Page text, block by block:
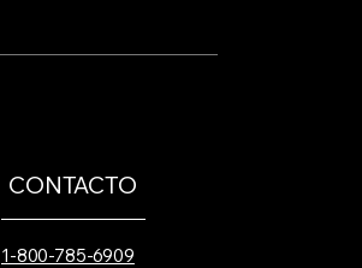
CONTACTO
1-800-785-6909